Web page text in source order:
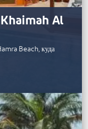
Al
Beach, куда